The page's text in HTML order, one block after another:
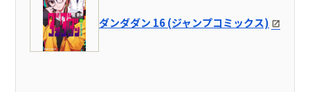
ダンダダン 16 (ジャンプコミックス)